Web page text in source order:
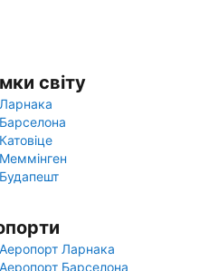
світу
Ларнака
Барселона
Катовіце
Меммінген
Будапешт
Аеропорт Ларнака
Аеропорт Барселона